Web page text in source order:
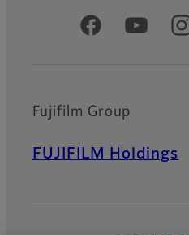
Resmi Sosyal Medya
Fujifilm Group
FUJIFILM Holdings